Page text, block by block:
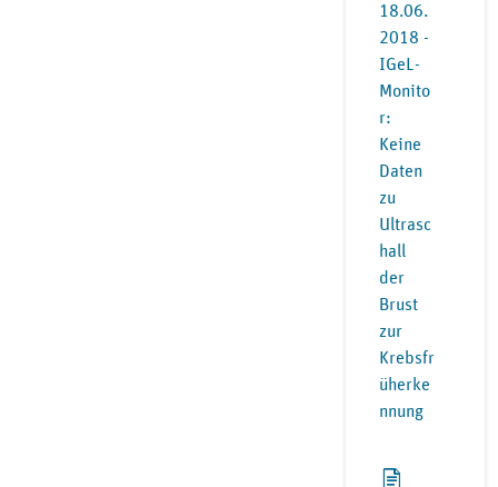
18.06.
2018 -
IGeL-
Monito
r:
Keine
Daten
zu
Ultrasc
hall
der
Brust
zur
Krebsfr
üherke
nnung